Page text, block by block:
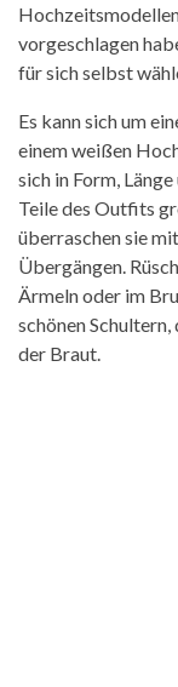
vorgeschlagen
für sich selbst
Es kann sich um
einem weißen
sich in Form,
Teile des Outfits
überraschen sie
Übergängen.
Ärmeln oder im
schönen
der Braut.